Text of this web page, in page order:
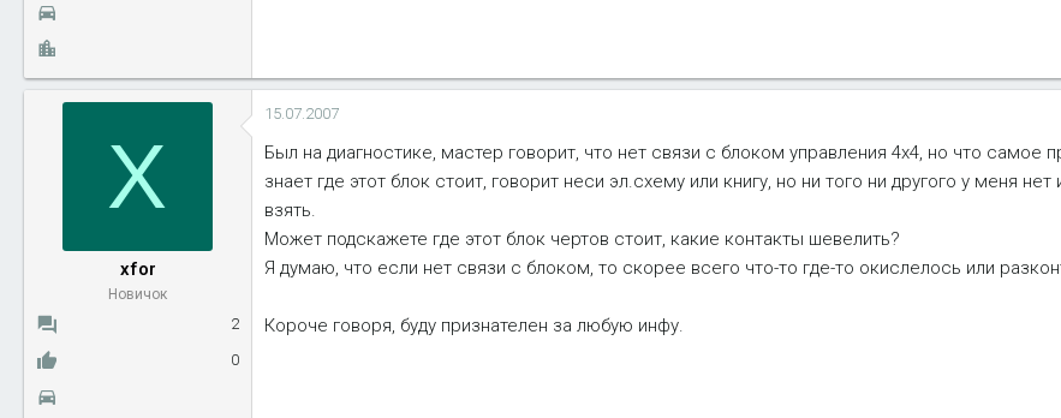
X
xfor
Новичок
2
0
15.07.2007
Был на диагностике, мастер говорит, что нет связи с блоком управления 4x4, но что самое
знает где этот блок стоит, говорит неси эл.схему или книгу, но ни того ни другого у меня нет
взять.
Может подскажете где этот блок чертов стоит, какие контакты шевелить?
Я думаю, что если нет связи с блоком, то скорее всего что-то где-то окислелось или
Короче говоря, буду признателен за любую инфу.